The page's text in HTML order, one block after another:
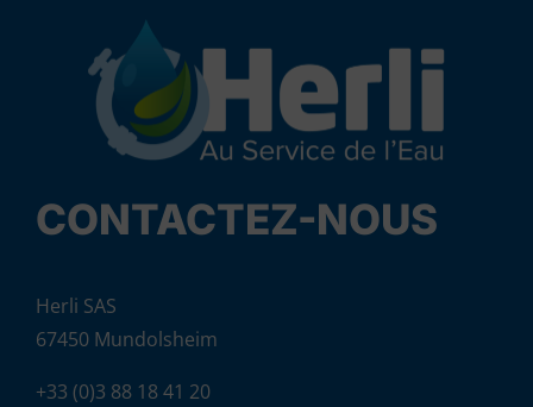
CONTACTEZ-NOUS
Herli SAS
67450 Mundolsheim
+33 (0)3 88 18 41 20